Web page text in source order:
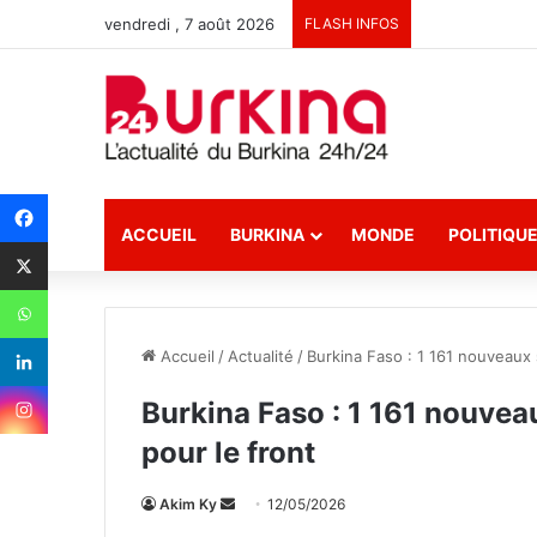
vendredi , 7 août 2026 FLASH INFOS
ACCUEIL BURKINA MONDE POLITIQUE
Accueil / Actualité / Burkina Faso : 1 161
Burkina Faso : 1 161
pour le front
Akim Ky 12/05/2026